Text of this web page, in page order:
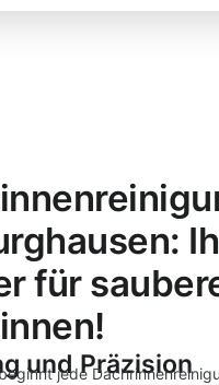
für
und Präzision
jede